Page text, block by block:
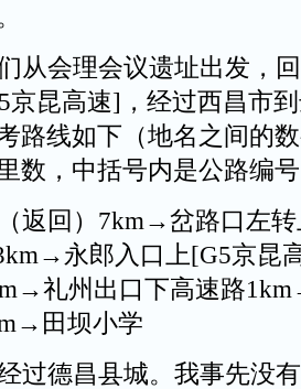
从会理会议遗址出发，
京昆高速]，经过西昌市
路线如下（地名之间的
数，中括号内是公路编
返回）7km→岔路口左转
永郎入口上[G5京昆
礼州出口下高速路
田坝小学
过德昌县城。我事先没